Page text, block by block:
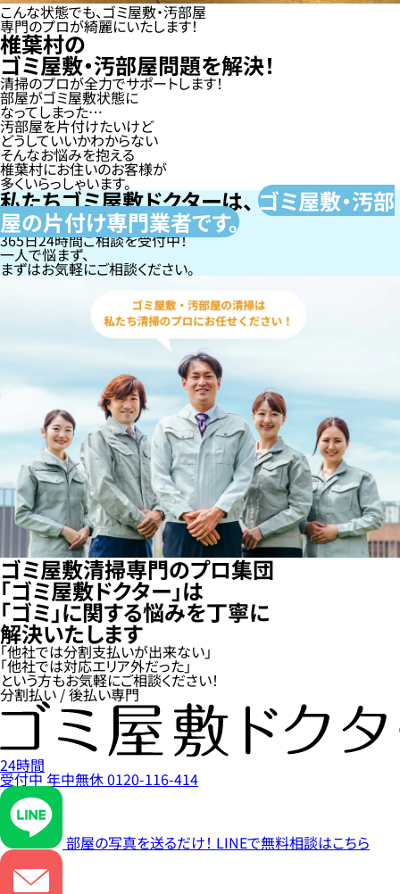
こんな状態でも、ゴミ屋敷・汚部屋
専門のプロが綺麗にいたします！
椎葉村の
ゴミ屋敷・汚部屋問題を解決！
清掃のプロが全力でサポートします！
部屋がゴミ屋敷状態に
なってしまった…
汚部屋を片付けたいけど
どうしていいかわからない
そんなお悩みを抱える
椎葉村にお住いのお客様が
多くいらっしゃいます。
私たちゴミ屋敷ドクターは、ゴミ屋敷・汚部
屋の片付け専門業者です。
365日24時間ご相談を受付中！
一人で悩まず、
まずはお気軽にご相談ください。
ゴミ屋敷清掃専門のプロ集団
「ゴミ屋敷ドクター」は
「ゴミ」に関する悩みを丁寧に
解決いたします
「他社では分割支払いが出来ない」
「他社では対応エリア外だった」
という方もお気軽にご相談ください！
分割払い / 後払い専門
24時間
受付中年中無休0120-116-414
部屋の写真を送るだけ！ LINEで無料相談はこちら